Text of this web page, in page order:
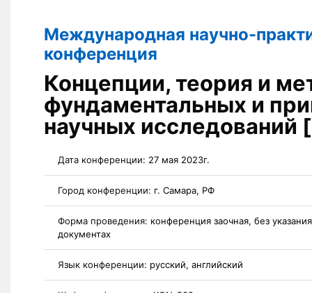
Международная научно-
конференция
Концепции, теория и
фундаментальных и
научных исследований
Дата конференции: 27 мая 2023г.
Город конференции: г. Самара, РФ
Форма проведения: конференция заочная, без
документах
Язык конференции: русский, английский